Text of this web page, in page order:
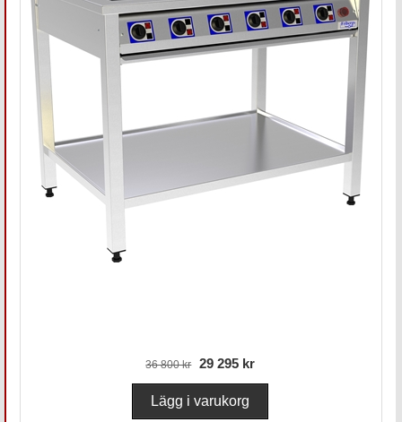
36 800 kr 29 295 kr